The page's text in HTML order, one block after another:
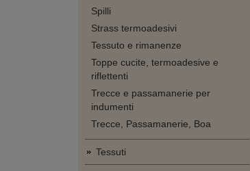
Spilli
Strass termoadesivi
Tessuto e rimanenze
Toppe cucite, termoadesive e
riflettenti
Trecce e passamanerie per
indumenti
Trecce, Passamanerie, Boa
Tessuti